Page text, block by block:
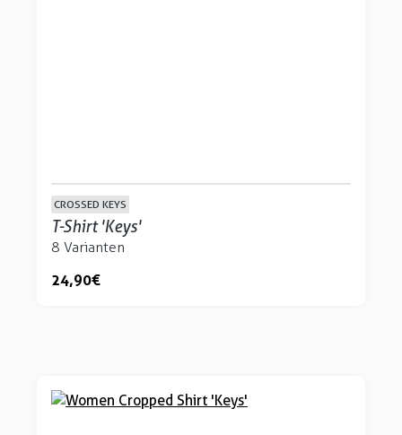
CROSSED KEYS
T-Shirt 'Keys'
8 Varianten
24,90 €